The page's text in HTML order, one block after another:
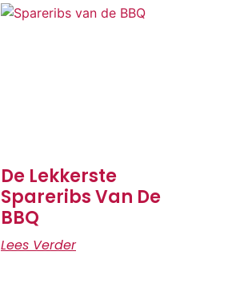
De Lekkerste
Spareribs Van De
BBQ
Lees Verder